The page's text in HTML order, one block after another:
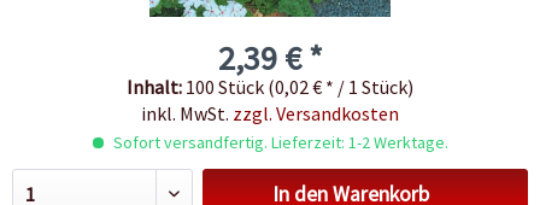
2,39 € *
Inhalt: 100 Stück (0,02 € * / 1 Stück)
inkl. MwSt. zzgl. Versandkosten
Sofort versandfertig. Lieferzeit: 1-2 Werktage.
In denWarenkorb